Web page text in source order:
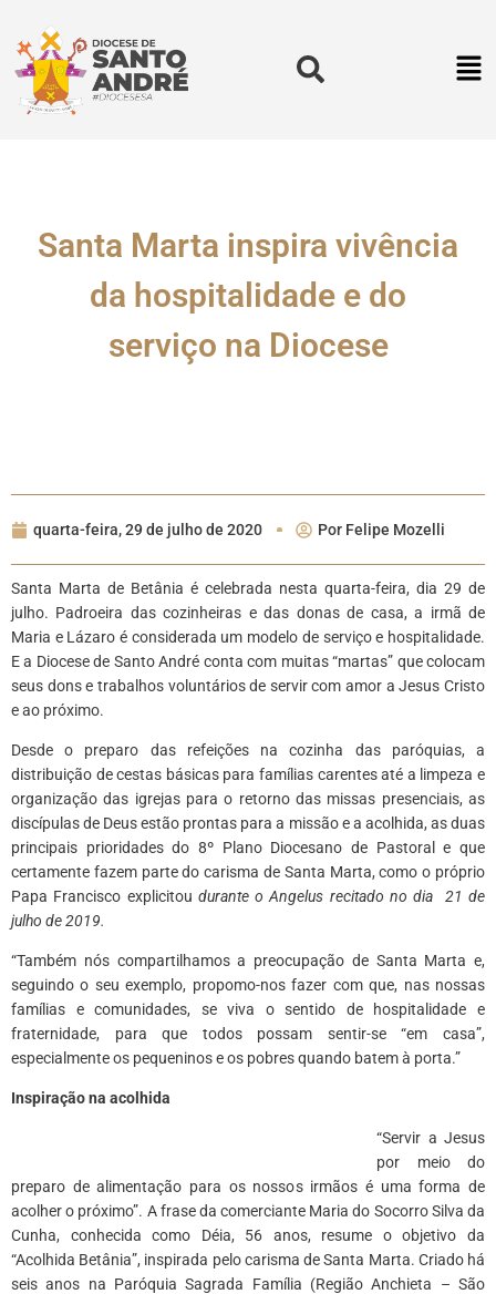
Santa Marta inspira vivência
da hospitalidade e do
serviço na Diocese
quarta-feira, 29 de julho de 2020 Por Felipe Mozelli
Santa Marta de Betânia é celebrada nesta quarta-feira, dia 29 de
julho. Padroeira das cozinheiras e das donas de casa, a irmã de
Maria e Lázaro é considerada um modelo de serviço e hospitalidade.
E a Diocese de Santo André conta com muitas “martas” que colocam
seus dons e trabalhos voluntários de servir com amor a Jesus Cristo
e ao próximo.
Desde o preparo das refeições na cozinha das paróquias, a
distribuição de cestas básicas para famílias carentes até a limpeza e
organização das igrejas para o retorno das missas presenciais, as
discípulas de Deus estão prontas para a missão e a acolhida, as duas
principais prioridades do 8º Plano Diocesano de Pastoral e que
certamente fazem parte do carisma de Santa Marta, como o próprio
Papa Francisco explicitou durante o Angelus recitado no dia 21 de
julho de 2019.
“Também nós compartilhamos a preocupação de Santa Marta e,
seguindo o seu exemplo, propomo-nos fazer com que, nas nossas
famílias e comunidades, se viva o sentido de hospitalidade e
fraternidade, para que todos possam sentir-se “em casa”,
especialmente os pequeninos e os pobres quando batem à porta.”
Inspiração na acolhida
“Servir a Jesus
por meio do
preparo de alimentação para os nossos irmãos é uma forma de
acolher o próximo”. A frase da comerciante Maria do Socorro Silva da
Cunha, conhecida como Déia, 56 anos, resume o objetivo da
“Acolhida Betânia”, inspirada pelo carisma de Santa Marta. Criado há
seis anos na Paróquia Sagrada Família (Região Anchieta – São